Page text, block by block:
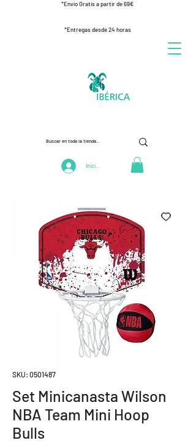
*Envío Gratis a partir de 69€
*Entregas desde 24 horas
Iniciar Sesión
SKU: 0501487
Set Minicanasta Wilson
NBA Team Mini Hoop
Bulls